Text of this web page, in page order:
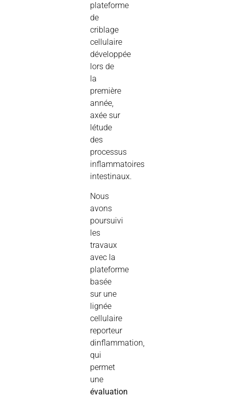
plateforme
de
criblage
cellulaire
développée
lors de
la
première
année,
axée sur
létude
des
processus
inflammatoires
intestinaux.
Nous
avons
poursuivi
les
travaux
avec la
plateforme
basée
sur une
lignée
cellulaire
reporteur
dinflammation,
qui
permet
une
évaluation